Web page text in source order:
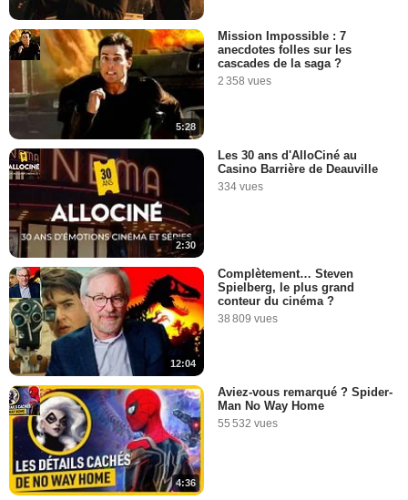
5:28
Mission Impossible : 7
anecdotes folles sur les
cascades de la saga ?
2 358 vues
2:30
Les 30 ans d'AlloCiné au
Casino Barrière de Deauville
334 vues
12:04
Complètement… Steven
Spielberg, le plus grand
conteur du cinéma ?
38 809 vues
4:36
Aviez-vous remarqué ? Spider-
Man No Way Home
55 532 vues